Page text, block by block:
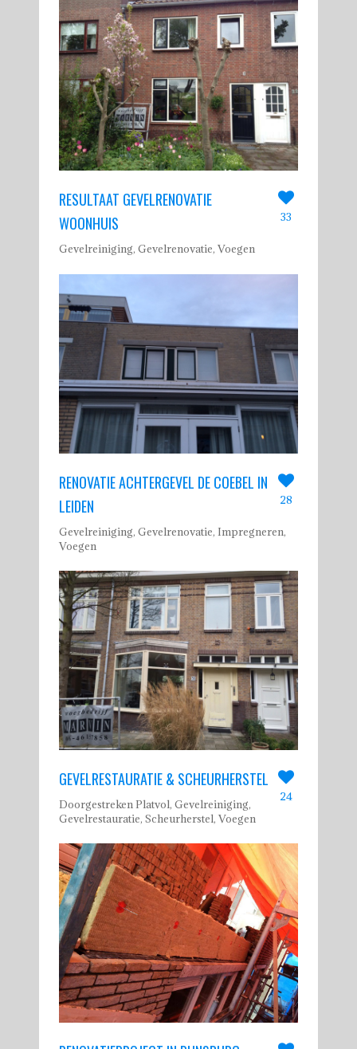
RESULTAAT GEVELRENOVATIE
WOONHUIS
Gevelreiniging, Gevelrenovatie, Voegen
33
RENOVATIE ACHTERGEVEL DE COEBEL IN
LEIDEN
Gevelreiniging, Gevelrenovatie, Impregneren,
Voegen
28
GEVELRESTAURATIE & SCHEURHERSTEL
Doorgestreken Platvol, Gevelreiniging,
Gevelrestauratie, Scheurherstel, Voegen
24